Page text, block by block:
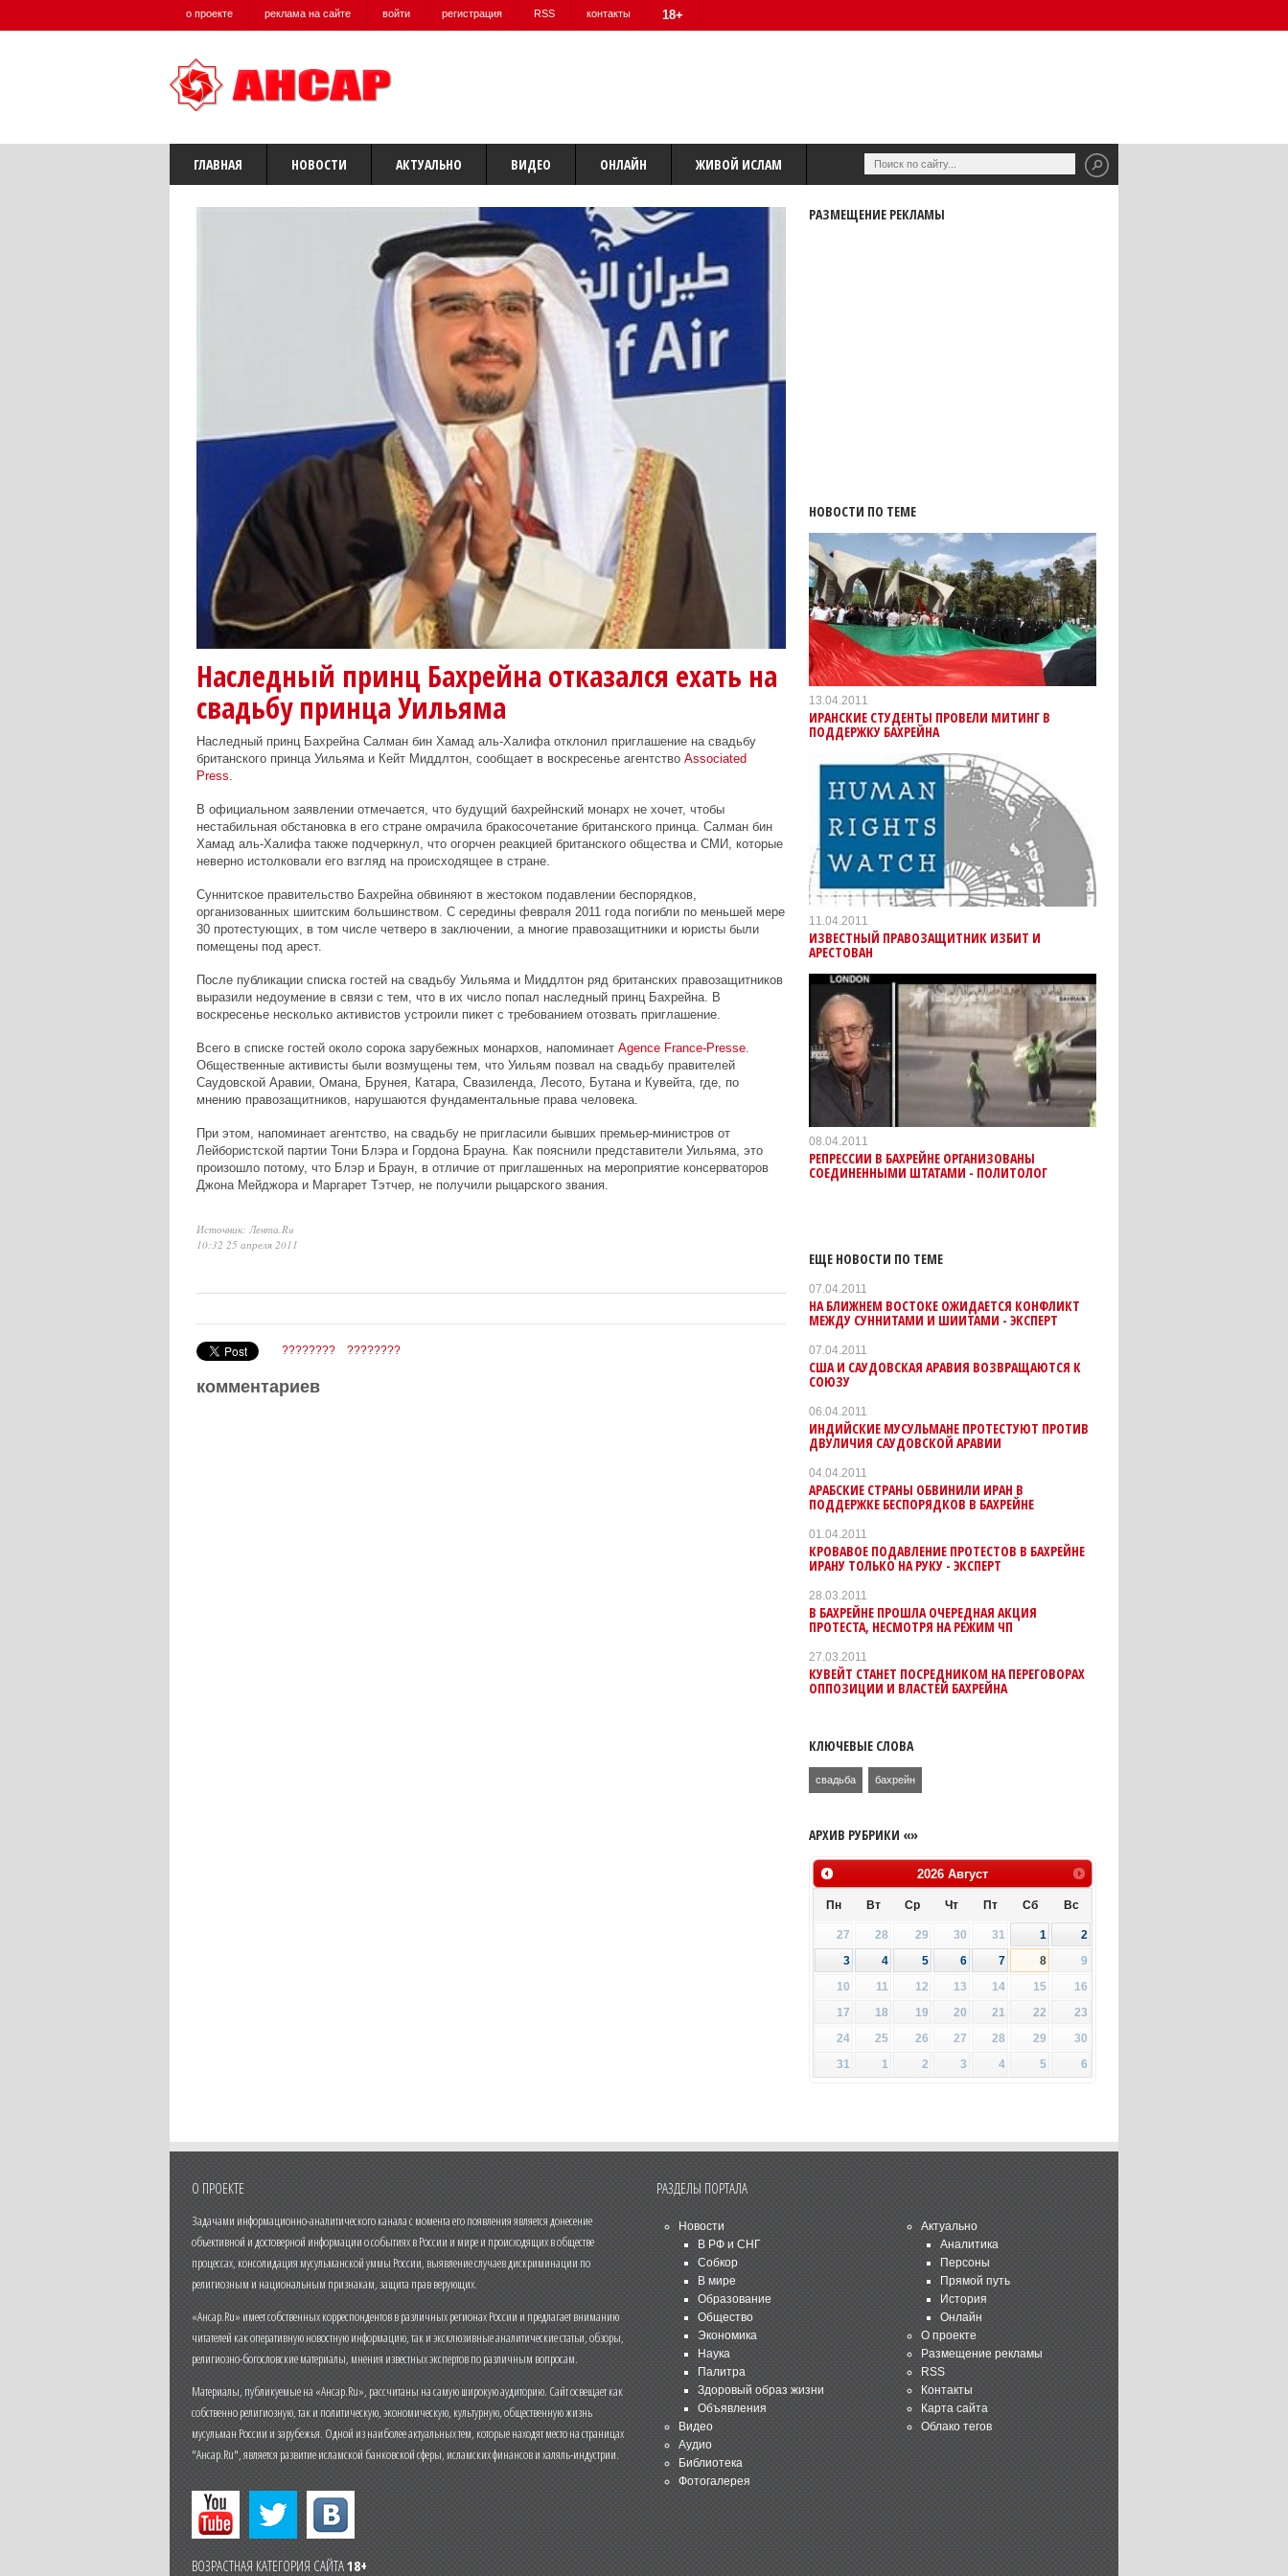
о проекте реклама на сайте войти регистрация RSS контакты 18+
ГЛАВНАЯ НОВОСТИ АКТУАЛЬНО ВИДЕО ОНЛАЙН ЖИВОЙ ИСЛАМ
Наследный принц Бахрейна отказался ехать на
свадьбу принца Уильяма
Наследный принц Бахрейна Салман бин Хамад аль-Халифа отклонил приглашение на свадьбу
британского принца Уильямаи Кейт Миддлтон, сообщает в воскресенье агентство Associated
Press
В официальном заявлении отмечается, что будущий бахрейнский монарх не хочет, чтобы
нестабильная обстановка в его стране омрачила бракосочетание британского принца. Салман бин
Хамад аль-Халифа также подчеркнул, что огорчен реакцией британского общества и СМИ, которые
неверно истолковали его взгляд на происходящее в стране.
Суннитское правительство Бахрейна обвиняют в жестоком подавлении беспорядков,
организованных шиитским большинством. С середины февраля 2011 года погибли по меньшей мере
30 протестующих, в том числе четверо в заключении, а многие правозащитники и юристы были
помещены под арест.
После публикации списка гостей на свадьбу Уильяма и Миддлтон ряд британских правозащитников
выразили недоумение в связи с тем, что в их число попал наследный принц Бахрейна. В
воскресенье несколько активистов устроили пикет с требованием отозвать приглашение.
Всего в списке гостей около сорока зарубежных монархов, напоминает Agence France-Presse.
Общественные активисты были возмущены тем, что Уильям позвал на свадьбу правителей
Саудовской Аравии, Омана, Брунея, Катара, Свазиленда, Лесото, Бутана и Кувейта, где, по
мнению правозащитников, нарушаются фундаментальные права человека.
При этом, напоминает агентство, на свадьбу не пригласили бывших премьер-министров от
Лейбористской партии Тони Блэраи Гордона Брауна. Как пояснили представители Уильяма, это
произошло потому, что Блэр и Браун, в отличие от приглашенных на мероприятие консерваторов
Джона Мейджора и Маргарет Тэтчер, не получили рыцарского звания.
Источник: Лента.Ru
10:32 25 апреля 2011
???????? ????????
комментариев
РАЗМЕЩЕНИЕ РЕКЛАМЫ
НОВОСТИ ПО ТЕМЕ
13.04.2011
ИРАНСКИЕ СТУДЕНТЫ ПРОВЕЛИ МИТИНГ В
ПОДДЕРЖКУ БАХРЕЙНА
11.04.2011
ИЗВЕСТНЫЙ ПРАВОЗАЩИТНИК ИЗБИТ И
АРЕСТОВАН
08.04.2011
РЕПРЕССИИ В БАХРЕЙНЕ ОРГАНИЗОВАНЫ
СОЕДИНЕННЫМИ ШТАТАМИ - ПОЛИТОЛОГ
ЕЩЕ НОВОСТИ ПО ТЕМЕ
07.04.2011
НА БЛИЖНЕМ ВОСТОКЕ ОЖИДАЕТСЯ КОНФЛИКТ
МЕЖДУ СУННИТАМИ И ШИИТАМИ - ЭКСПЕРТ
07.04.2011
США И САУДОВСКАЯ АРАВИЯ ВОЗВРАЩАЮТСЯ К
СОЮЗУ
06.04.2011
ИНДИЙСКИЕ МУСУЛЬМАНЕ ПРОТЕСТУЮТ ПРОТИВ
ДВУЛИЧИЯ САУДОВСКОЙ АРАВИИ
04.04.2011
АРАБСКИЕ СТРАНЫ ОБВИНИЛИ ИРАН В
ПОДДЕРЖКЕ БЕСПОРЯДКОВ В БАХРЕЙНЕ
01.04.2011
КРОВАВОЕ ПОДАВЛЕНИЕ ПРОТЕСТОВ В БАХРЕЙНЕ
ИРАНУ ТОЛЬКО НА РУКУ - ЭКСПЕРТ
28.03.2011
В БАХРЕЙНЕ ПРОШЛА ОЧЕРЕДНАЯ АКЦИЯ
ПРОТЕСТА, НЕСМОТРЯ НА РЕЖИМ ЧП
27.03.2011
КУВЕЙТ СТАНЕТ ПОСРЕДНИКОМ НА ПЕРЕГОВОРАХ
ОППОЗИЦИИ И ВЛАСТЕЙ БАХРЕЙНА
КЛЮЧЕВЫЕ СЛОВА
свадьба бахрейн
АРХИВ РУБРИКИ «»
2026 Август
Пн Вт Ср Чт Пт Сб Вс
27 28 29 30 31 1
2
3
4 5 6 7 8
9
10
11 12 13 14 15
16
17
18 19 20 21 22
23
24
25 26 27 28 29
30
31
1 2 3 4 5 6
О ПРОЕКТЕ
Задачами информационно-аналитического канала с момента его появления является донесение
объективной и достоверной информации о событиях в России и мире и происходящих в обществе
процессах, консолидация мусульманской уммы России, выявление случаев дискриминации по
религиозным и национальным признакам, защита прав верующих.
«Ансар.Ru» имеет собственных корреспондентов в различных регионах России и предлагает вниманию
читателей как оперативную новостную информацию, так и эксклюзивные аналитические статьи, обзоры,
религиозно-богословские материалы, мнения известных экспертов по различным вопросам.
Материалы, публикуемые на «Ансар.Ru», рассчитаны на самую широкую аудиторию. Сайт освещает как
собственно религиозную, так и политическую, экономическую, культурную, общественную жизнь
мусульман России и зарубежья. Одной из наиболее актуальных тем, которые находят место на страницах
"Ансар.Ru", является развитие исламской банковской сферы, исламских финансов и халяль-индустрии.
ВОЗРАСТНАЯ КАТЕГОРИЯ САЙТА18+
РАЗДЕЛЫ ПОРТАЛА
Новости
В РФ и СНГ
Собкор
В мире
Образование
Общество
Экономика
Наука
Палитра
Здоровый образ жизни
Объявления
Видео
Аудио
Библиотека
Фотогалерея
Актуально
Аналитика
Персоны
Прямой путь
История
Онлайн
О проекте
Размещение рекламы
RSS
Контакты
Карта сайта
Облако тегов